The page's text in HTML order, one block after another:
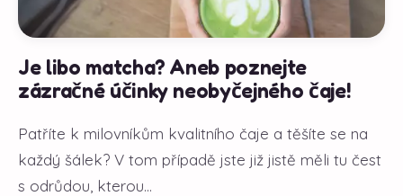
Je libo matcha? Aneb poznejte
zázračné účinky neobyčejného čaje!
Patříte k milovníkům kvalitního čaje a těšíte se na
každý šálek? V tom případě jste již jistě měli tu čest
s odrůdou, kterou...